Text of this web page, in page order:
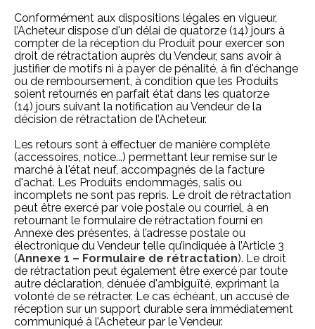
Conformément aux dispositions légales en vigueur,
l’Acheteur dispose d'un délai de quatorze (14) jours à
compter de la réception du Produit pour exercer son
droit de rétractation auprès du Vendeur, sans avoir à
justifier de motifs ni à payer de pénalité, à fin d'échange
ou de remboursement, à condition que les Produits
soient retournés en parfait état dans les quatorze
(14) jours suivant la notification au Vendeur de la
décision de rétractation de l’Acheteur.
Les retours sont à effectuer de manière complète
(accessoires, notice...) permettant leur remise sur le
marché à l'état neuf, accompagnés de la facture
d'achat. Les Produits endommagés, salis ou
incomplets ne sont pas repris. Le droit de rétractation
peut être exercé par voie postale ou courriel, à en
retournant le formulaire de rétractation fourni en
Annexe des présentes, à l’adresse postale ou
électronique du Vendeur telle qu’indiquée à l’Article 3
(Annexe 1 – Formulaire de rétractation). Le droit
de rétractation peut également être exercé par toute
autre déclaration, dénuée d'ambiguïté, exprimant la
volonté de se rétracter. Le cas échéant, un accusé de
réception sur un support durable sera immédiatement
communiqué à l’Acheteur par le Vendeur.